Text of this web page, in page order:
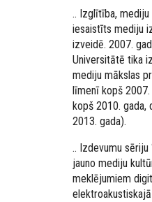
.. Izglītība,
iesaistīts mediju
izveidē. 2007.
Universitātē tika
mediju mākslas
līmenī kopš
kopš 2010. gada,
2013. gada).
.. Izdevumu sēriju
jauno mediju
meklējumiem